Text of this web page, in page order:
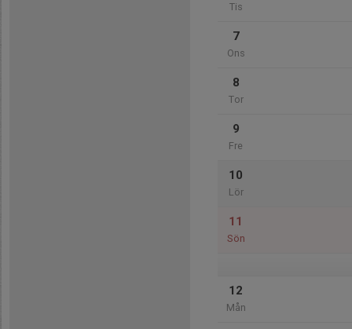
Tis
7
Ons
8
Tor
9
Fre
10
Lör
11
Sön
12
Mån